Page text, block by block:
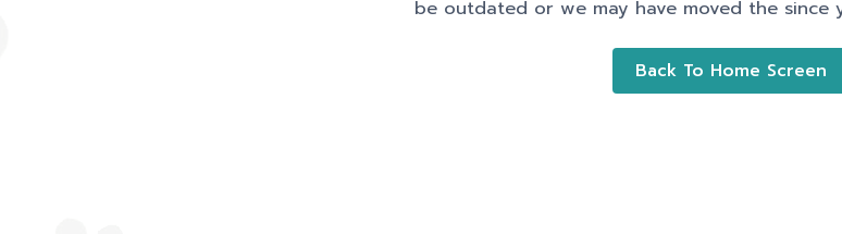
be outdated or we may have moved the since
Back To Home Screen